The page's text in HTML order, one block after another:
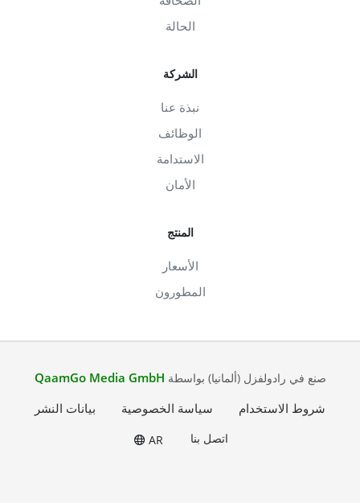
الحالة
الشركة
نبذة عنا
الوظائف
الاستدامة
الأمان
المنتج
الأسعار
المطورون
صنع في رادولفزل (ألمانيا) بواسطة QaamGo Media GmbH
شروط الاستخدام
سياسة الخصوصية بيانات النشر
اتصل بنا AR